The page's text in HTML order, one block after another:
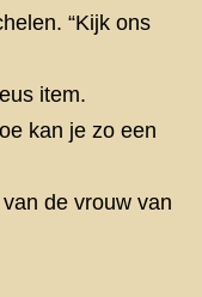
“Kijk ons
item.
kan je zo een
de vrouw van